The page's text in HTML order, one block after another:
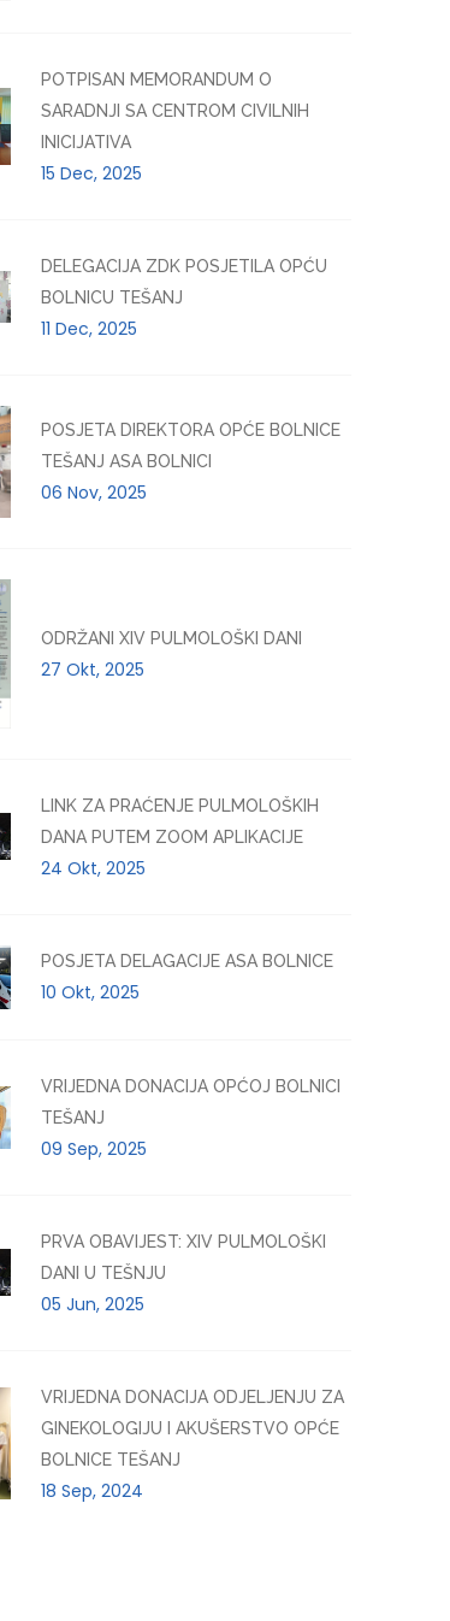
POTPISAN MEMORANDUM O
SARADNJI SA CENTROM CIVILNIH
INICIJATIVA
15 Dec, 2025
DELEGACIJA ZDK POSJETILA OPĆU
BOLNICU TEŠANJ
11 Dec, 2025
POSJETA DIREKTORA OPĆE BOLNICE
TEŠANJ ASA BOLNICI
06 Nov, 2025
ODRŽANI XIV PULMOLOŠKI DANI
27 Okt, 2025
LINK ZA PRAĆENJE PULMOLOŠKIH
DANA PUTEM ZOOM APLIKACIJE
24 Okt, 2025
POSJETA DELAGACIJE ASA BOLNICE
10 Okt, 2025
VRIJEDNA DONACIJA OPĆOJ BOLNICI
TEŠANJ
09 Sep, 2025
PRVA OBAVIJEST: XIV PULMOLOŠKI
DANI U TEŠNJU
05 Jun, 2025
VRIJEDNA DONACIJA ODJELJENJU ZA
GINEKOLOGIJU I AKUŠERSTVO OPĆE
BOLNICE TEŠANJ
18 Sep, 2024